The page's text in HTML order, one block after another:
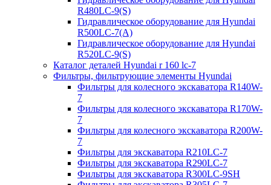
R480LC-9(S)
Гидравлическое оборудование для Hyundai
R500LC-7(A)
Гидравлическое оборудование для Hyundai
R520LC-9(S)
Каталог деталей Hyundai r 160 lc-7
Фильтры, фильтрующие элементы Hyundai
Фильтры для колесного экскаватора R140W-
7
Фильтры для колесного экскаватора R170W-
7
Фильтры для колесного экскаватора R200W-
7
Фильтры для экскаватора R210LC-7
Фильтры для экскаватора R290LC-7
Фильтры для экскаватора R300LC-9SH